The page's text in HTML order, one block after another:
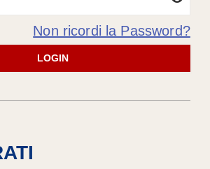
Non ricordi la Password?
LOGIN